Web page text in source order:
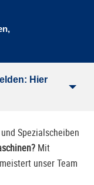
Hier
Spezialscheiben
Mit
unser Team